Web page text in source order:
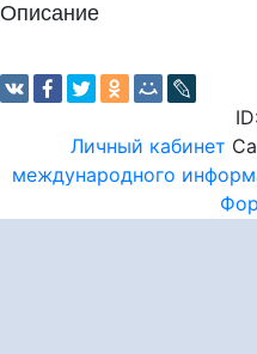
Описание
Личный кабинет
международного